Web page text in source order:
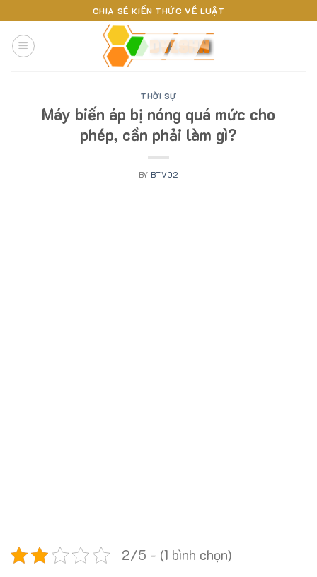
to
content
CHIA SẺ KIẾN THỨC VỀ LUẬT
THỜI SỰ
Máy biến áp bị nóng quá mức cho
phép, cần phải làm gì?
BY BTV02
2/5 - (1 bình chọn)